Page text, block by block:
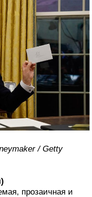
/ Getty
прозаичная и